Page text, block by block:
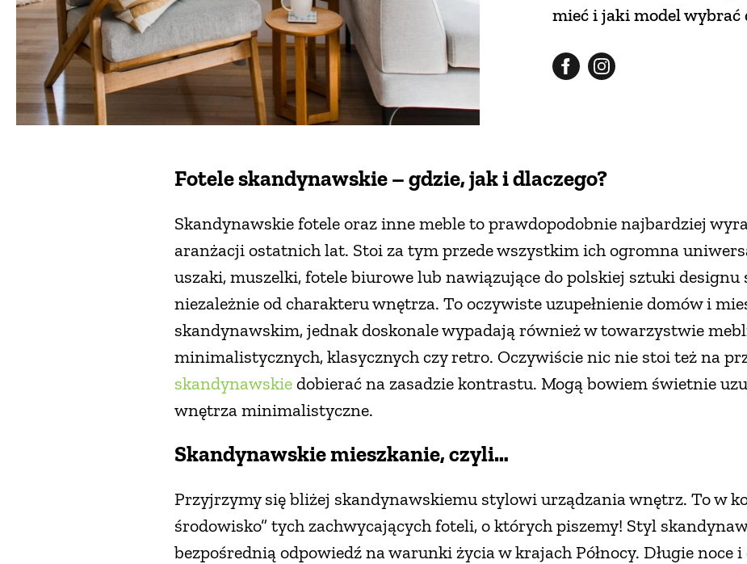
mieć i jaki model wybrać
Fotele skandynawskie – gdzie, jak i dlaczego?
Skandynawskie fotele oraz inne meble to prawdopodobnie najbardziej
aranżacji ostatnich lat. Stoi za tym przede wszystkim ich ogromna
uszaki, muszelki, fotele biurowe lub nawiązujące do polskiej sztuki designu
niezależnie od charakteru wnętrza. To oczywiste uzupełnienie domów i
skandynawskim, jednak doskonale wypadają również w towarzystwie
minimalistycznych, klasycznych czy retro. Oczywiście nic nie stoi też na
skandynawskiedobierać na zasadzie kontrastu. Mogą bowiem świetnie
wnętrza minimalistyczne.
Skandynawskie mieszkanie, czyli…
Przyjrzymy się bliżej skandynawskiemu stylowi urządzania wnętrz. To w
środowisko” tych zachwycających foteli, o których piszemy! Styl
bezpośrednią odpowiedź na warunki życia w krajach Północy. Długie noce i